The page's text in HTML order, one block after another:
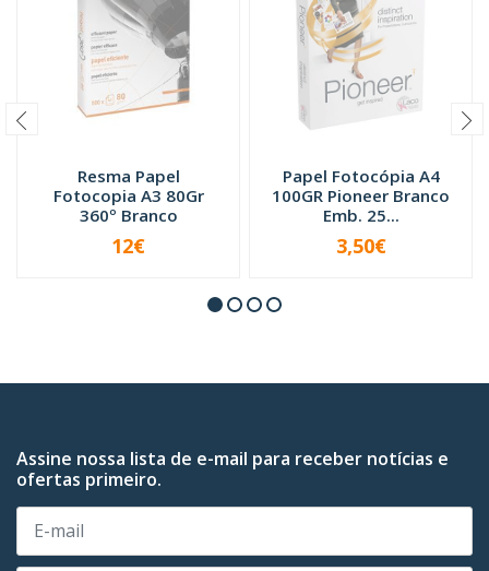
Resma Papel
Fotocopia A3 80Gr
360º Branco
INDISPONÍVEL
12€
Papel Fotocópia A4
100GR Pioneer Branco
Emb. 25...
INDISPONÍVEL
3,50€
Assine nossa lista de e-mail para receber notícias e
ofertas primeiro.